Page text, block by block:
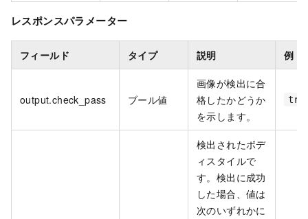
レスポンスパラメーター
フィールド タイプ 説明 例
output.check_pass ブール値
画像が検出に合
格したかどうか
を示します。
検出されたボデ
ィスタイルで
す。検出に成功
した場合、値は
次のいずれかに